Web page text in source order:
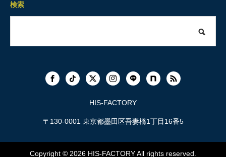
検索
HIS-FACTORY
〒130-0001 東京都墨田区吾妻橋1丁目16番5
Copyright © 2026 HIS-FACTORYAll rights reserved.